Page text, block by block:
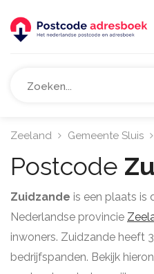
Zeeland Gemeente Sluis
Postcode
Zuidzande is een plaats is
Nederlandse provincie
inwoners. Zuidzande heeft
bedrijfspanden. Bekijk